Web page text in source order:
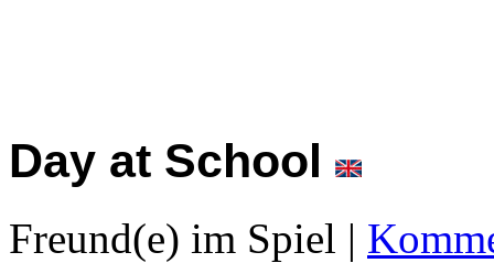
Day at School
Freund(e) im Spiel |